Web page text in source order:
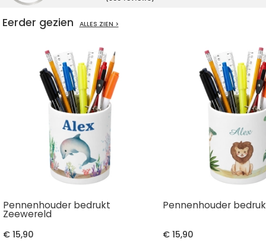
Eerder gezien ALLES ZIEN >
Pennenhouder bedrukt
Zeewereld
€ 15,90
Pennenhouder
€ 15,90